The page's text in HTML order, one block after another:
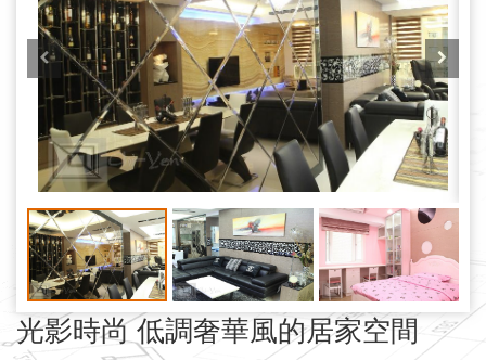
光影時尚 低調奢華風的居家空間